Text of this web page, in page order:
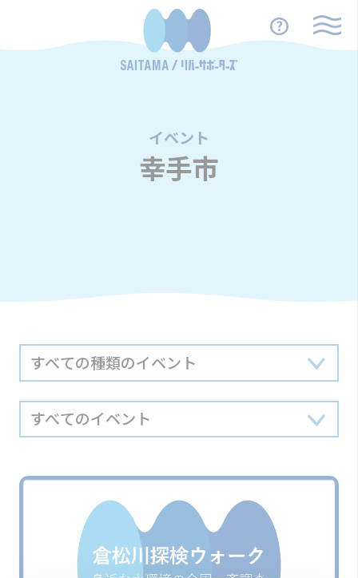
イベント
/
幸手市